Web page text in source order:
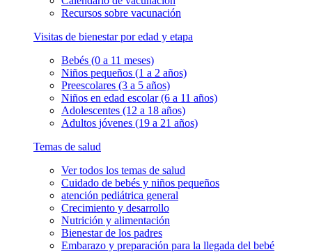
Recursos sobre vacunación
Visitas de bienestar por edad y etapa
Bebés (0 a 11 meses)
Niños pequeños (1 a 2 años)
Preescolares (3 a 5 años)
Niños en edad escolar (6 a 11 años)
Adolescentes (12 a 18 años)
Adultos jóvenes (19 a 21 años)
Temas de salud
Ver todos los temas de salud
Cuidado de bebés y niños pequeños
atención pediátrica general
Crecimiento y desarrollo
Nutrición y alimentación
Bienestar de los padres
Embarazo y preparación para la llegada del bebé